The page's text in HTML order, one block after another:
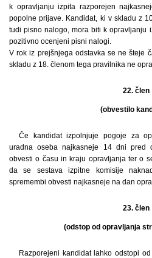
k opravljanju izpita razporejen
popolne prijave. Kandidat, ki v skladu z
tudi pisno nalogo, mora biti k opravljanju
pozitivno ocenjeni pisni nalogi.
V rok iz prejšnjega odstavka se ne šteje
skladu z 18. členom tega pravilnika ne
22. člen
(obvestilo
Če kandidat izpolnjuje pogoje za
uradna oseba najkasneje 14 dni pred
obvesti o času in kraju opravljanja ter o
da se sestava izpitne komisije
spremembi obvesti najkasneje na dan
23. člen
(odstop od opravljanja
Razporejeni kandidat lahko odstopi